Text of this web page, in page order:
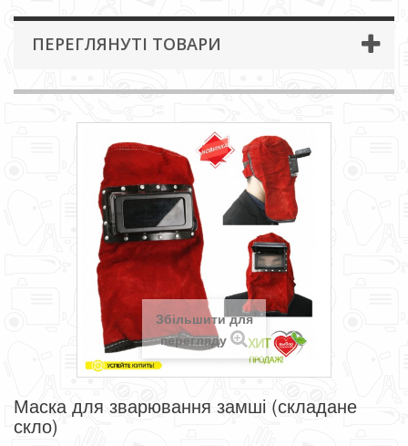
ПЕРЕГЛЯНУТІ ТОВАРИ
Збільшити для
перегляду
Маска для зварювання замші (складане
скло)